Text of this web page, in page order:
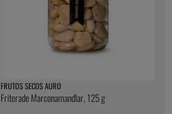
FRUTOS SECOS AURO
Friterade Marconamandlar, 125 g